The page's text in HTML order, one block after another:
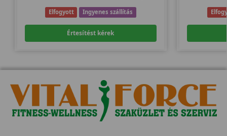
Elfogyott Ingyenes szállítás
Értesítést kérek